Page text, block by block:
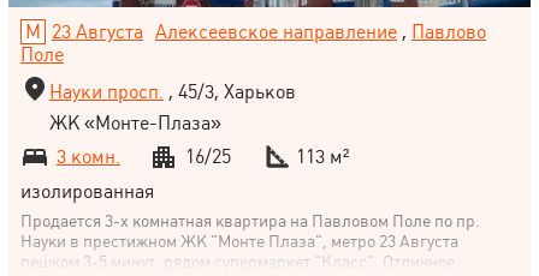
23 Августа Алексеевское направление, Павлово
Поле
Науки просп. , 45/3, Харьков
ЖК «Монте-Плаза»
3 комн.
16/25
113 м²
изолированная
Продается 3-х комнатная квартира на Павловом Поле по пр.
Науки в престижном ЖК "Монте Плаза", метро 23 Августа
пешком 3-5 минут, рядом супермаркет "Класс". Отличное